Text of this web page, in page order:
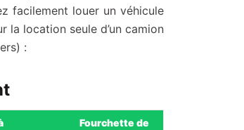
facilement louer un véhicule
la location seule d’un camion
:
Fourchette de